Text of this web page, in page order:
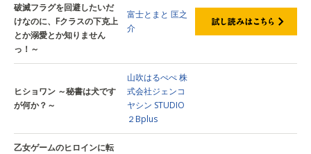
破滅フラグを回避したいだ
けなのに、Fクラスの下克上
とか溺愛とか知りません
っ！～
富士とまと 匡之
介
ヒショワン ～秘書は犬です
が何か？～
山吹はるぺぺ株
式会社ジェンコ
ヤシン STUDIO
２Bplus
乙女ゲームのヒロインに転